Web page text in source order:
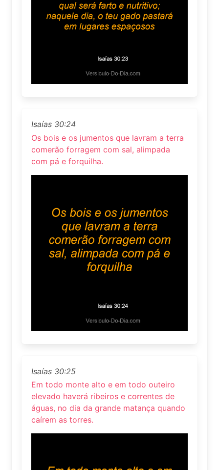
Isaías 30:24
Os bois e os jumentos que lavram a terra
comerão forragem com sal, alimpada
com pá e forquilha.
Isaías 30:25
Em todo monte alto e em todo outeiro
elevado haverá ribeiros e correntes de
águas, no dia da grande matança quando
caírem as torres.